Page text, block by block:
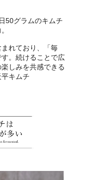
50グラムのキムチ
れており、「毎
。続けることで広
しみを共感できる
キムチ